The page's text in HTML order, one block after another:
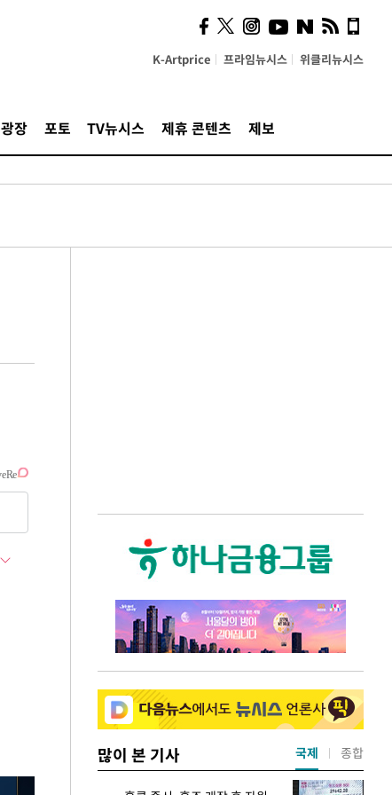
K-Artprice 프라임뉴시스 위클리뉴시스
광장 포토 TV뉴시스 제휴 콘텐츠 제보
많이 본 기사 국제 종합